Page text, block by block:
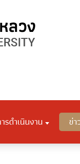
รดำเนินงาน ข่า